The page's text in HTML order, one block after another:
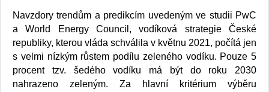
Navzdory trendům a predikcím uvedeným ve studii PwC
a World Energy Council, vodíková strategie České
republiky, kterou vláda schválila v květnu 2021, počítá jen
s velmi nízkým růstem podílu zeleného vodíku. Pouze 5
procent tzv. šedého vodíku má být do roku 2030
nahrazeno zeleným. Za hlavní kritérium výběru